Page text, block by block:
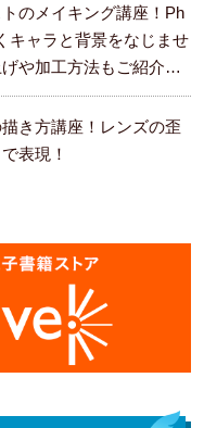
のメイキング講座！Ph
キャラと背景をなじませ
や加工方法もご紹介し
き方講座！レンズの歪
表現！